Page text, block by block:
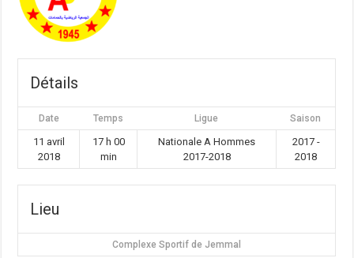
Détails
Date Temps Ligue Saison
11 avril
2018
17 h 00
min
Nationale A Hommes
2017-2018
2017 -
2018
Lieu
Complexe Sportif de Jemmal